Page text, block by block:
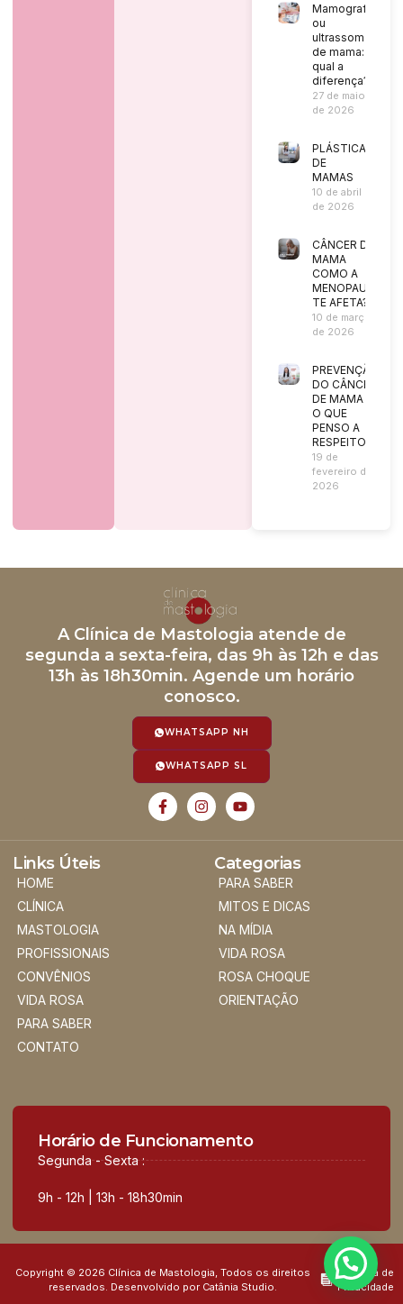
Mamografia
ou
ultrassom
de mama:
qual a
diferença?
27 de maio
de 2026
PLÁSTICA
DE
MAMAS
10 de abril
de 2026
CÂNCER DE
MAMA
COMO A
MENOPAUSA
TE AFETA?
10 de março
de 2026
PREVENÇÃO
DO CÂNCER
DE MAMA |
O QUE
PENSO A
RESPEITO?
19 de
fevereiro de
2026
A Clínica de Mastologia atende de
segunda a sexta-feira, das 9h às 12h e das
13h às 18h30min. Agende um horário
conosco.
WHATSAPP NH
WHATSAPP SL
Links Úteis
HOME
CLÍNICA
MASTOLOGIA
PROFISSIONAIS
CONVÊNIOS
VIDA ROSA
PARA SABER
CONTATO
Categorias
PARA SABER
MITOS E DICAS
NA MÍDIA
VIDA ROSA
ROSA CHOQUE
ORIENTAÇÃO
Horário de Funcionamento
Segunda - Sexta :
9h - 12h | 13h - 18h30min
Copyright © 2026 Clínica de Mastologia, Todos os direitos
reservados. Desenvolvido por Catânia Studio.
Política de
Privacidade